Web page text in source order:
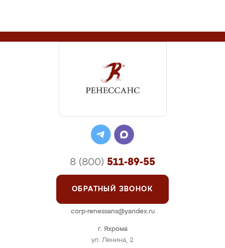
г. Яхрома
ул. Ленина, 2
8 (800) 511-89-55
ОБРАТНЫЙ ЗВОНОК
corp-renessans@yandex.ru